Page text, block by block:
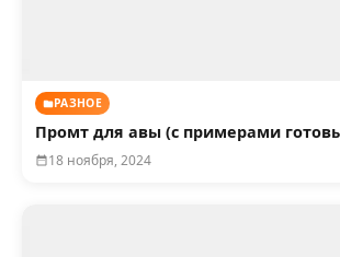
РАЗНОЕ
Промт для авы (с примерами
18 ноября, 2024